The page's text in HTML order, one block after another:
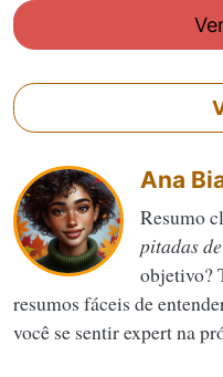
Ana
Resumo
pitadas
objetivo?
resumos fáceis de
você se sentir expert na